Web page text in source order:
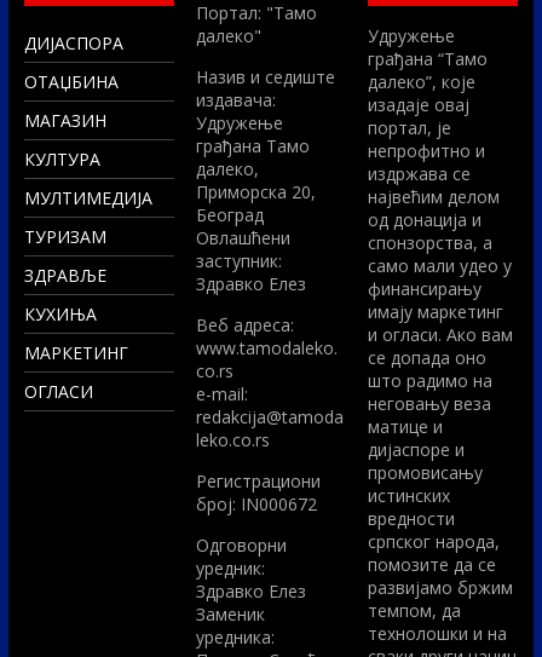
ДИЈАСПОРА
ОТАЏБИНА
МАГАЗИН
КУЛТУРА
МУЛТИМЕДИЈА
ТУРИЗАМ
ЗДРАВЉЕ
КУХИЊА
МАРКЕТИНГ
ОГЛАСИ
Портал: "Тамо
далеко"
Назив и седиште
издавача:
Удружење
грађана Тамо
далеко,
Приморска 20,
Београд
Овлашћени
заступник:
Здравко Елез
Вeб адреса:
www.tamodaleko.
co.rs
e-mail:
redakcija@tamoda
leko.co.rs
Регистрациони
број: IN000672
Одговорни
уредник:
Здравко Елез
Заменик
уредника:
Удружење
грађана “Тамо
далеко”, које
изадаје овај
портал, је
непрофитно и
издржава се
највећим делом
од донација и
спонзорства, а
само мали удео у
финансирању
имају маркетинг
и огласи. Ако вам
се допада оно
што радимо на
неговању веза
матице и
дијаспоре и
промовисању
истинских
вредности
српског народа,
помозите да се
развијамо бржим
темпом, да
технолошки и на